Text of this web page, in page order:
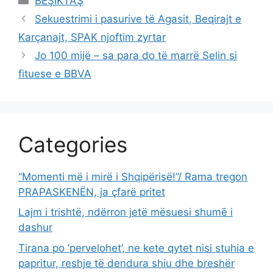
Sekuestrimi i pasurive të Agasit, Beqirajt e
Karçanajt, SPAK njoftim zyrtar
Jo 100 mijë – sa para do të marrë Selin si
fituese e BBVA
Categories
“Momenti më i mirë i Shqipërisë!”/ Rama tregon
PRAPASKENËN, ja çfarë pritet
Lajm i trishtë, ndërron jetë mësuesi shumē i
dashur
Tirana po ‘pervelohet’, ne kete qytet nisi stuhia e
papritur, reshje të dendura shiu dhe breshër